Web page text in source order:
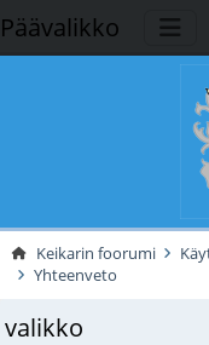
Päävalikko
Keikarin foorumi
Yhteenveto
valikko